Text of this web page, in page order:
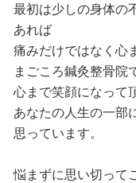
最初は少しの身体の
あれば
痛みだけではなく心
まごころ鍼灸整骨院
心まで笑顔になって
あなたの人生の一部
思っています。
悩まずに思い切って